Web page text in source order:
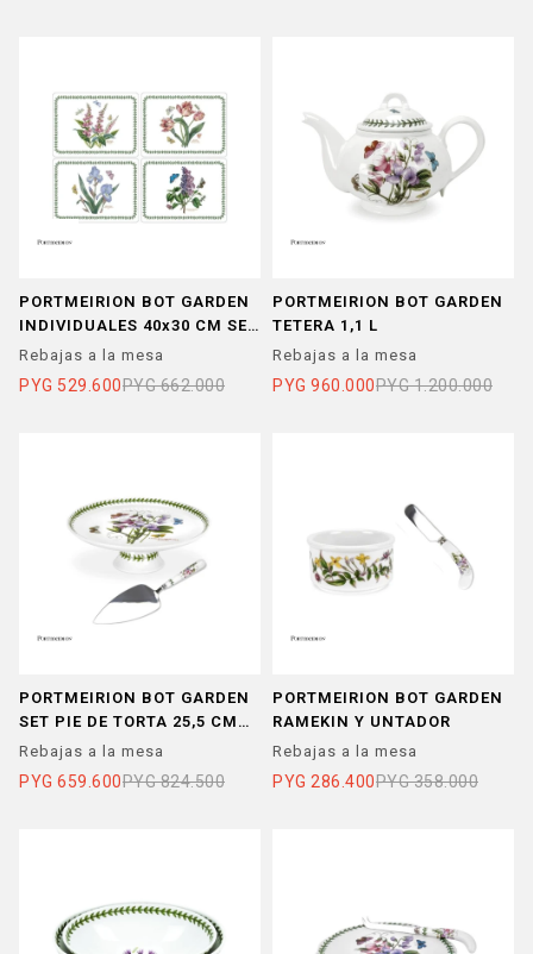
PORTMEIRION BOT GARDEN
INDIVIDUALES 40x30 CM SET
x 4
Rebajas a la mesa
PYG 529.600PYG 662.000
PORTMEIRION BOT GARDEN
TETERA 1,1 L
Rebajas a la mesa
PYG 960.000PYG 1.200.000
PORTMEIRION BOT GARDEN
SET PIE DE TORTA 25,5 CM
C/ PALA TORTA
Rebajas a la mesa
PYG 659.600PYG 824.500
PORTMEIRION BOT GARDEN
RAMEKIN Y UNTADOR
Rebajas a la mesa
PYG 286.400PYG 358.000